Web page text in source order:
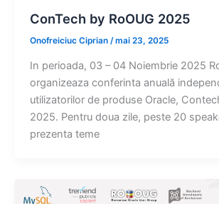
ConTech by RoOUG 2025
Onofreiciuc Ciprian /mai 23, 2025
In perioada, 03 – 04 Noiembrie 2025
organizeaza conferinta anuală
utilizatorilor de produse Oracle,
2025. Pentru doua zile, peste 20
prezenta teme